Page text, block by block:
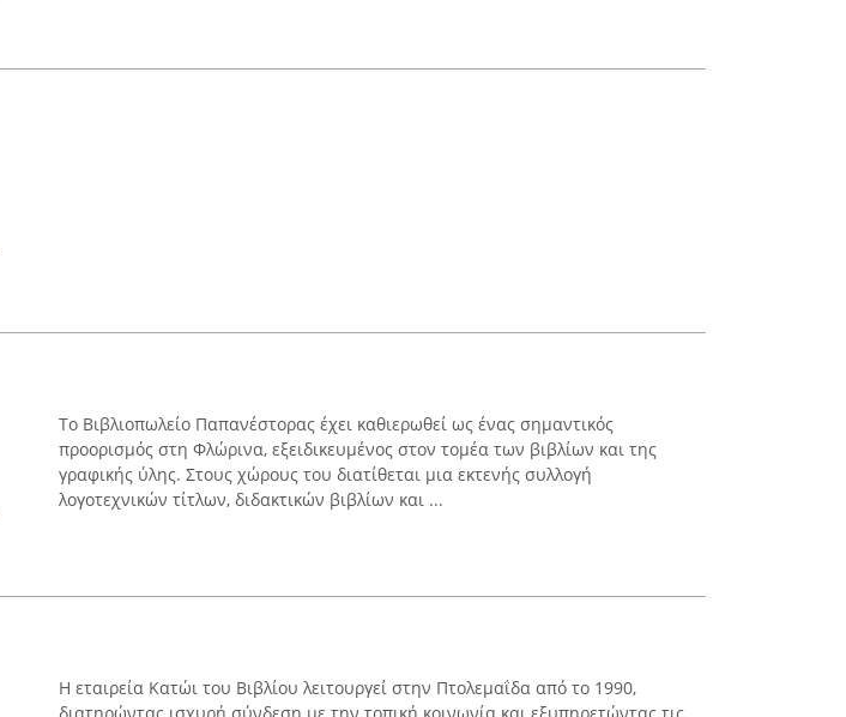
Το Βιβλιοπωλείο Παπανέστορας έχει καθιερωθεί ως ένας σημαντικός
προορισμός στη Φλώρινα, εξειδικευμένος στον τομέα των βιβλίων και της
γραφικής ύλης. Στους χώρους του διατίθεται μια εκτενής συλλογή
λογοτεχνικών τίτλων, διδακτικών βιβλίων και ...
Η εταιρεία Κατώι του Βιβλίου λειτουργεί στην Πτολεμαΐδα από το 1990,